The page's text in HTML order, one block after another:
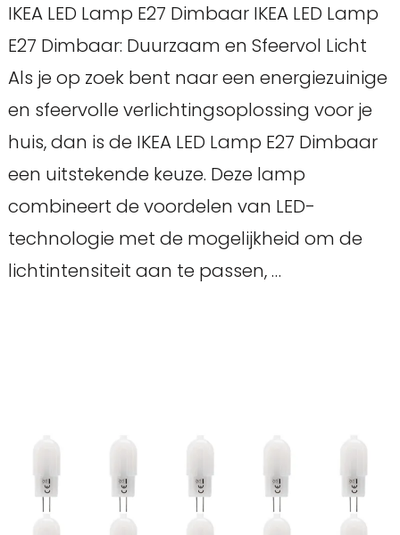
IKEA LED Lamp E27 Dimbaar IKEA LED Lamp
E27 Dimbaar: Duurzaam en Sfeervol Licht
Als je op zoek bent naar een energiezuinige
en sfeervolle verlichtingsoplossing voor je
huis, dan is de IKEA LED Lamp E27 Dimbaar
een uitstekende keuze. Deze lamp
combineert de voordelen van LED-
technologie met de mogelijkheid om de
lichtintensiteit aan te passen, …